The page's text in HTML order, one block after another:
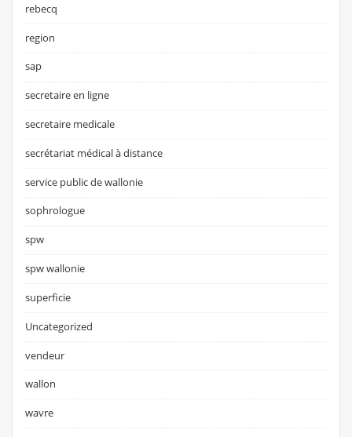
rebecq
region
sap
secretaire en ligne
secretaire medicale
secrétariat médical à distance
service public de wallonie
sophrologue
spw
spw wallonie
superficie
Uncategorized
vendeur
wallon
wavre